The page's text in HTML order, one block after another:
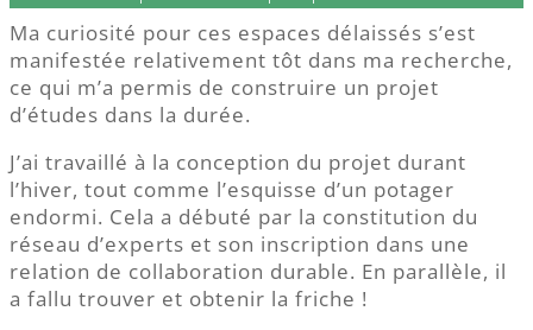
Ma curiosité pour ces espaces délaissés s’est
manifestée relativement tôt dans ma recherche,
ce qui m’a permis de construire un projet
d’études dans la durée.
J’ai travaillé à la conception du projet durant
l’hiver, tout comme l’esquisse d’un potager
endormi. Cela a débuté par la constitution du
réseau d’experts et son inscription dans une
relation de collaboration durable. En parallèle, il
a fallu trouver et obtenir la friche !